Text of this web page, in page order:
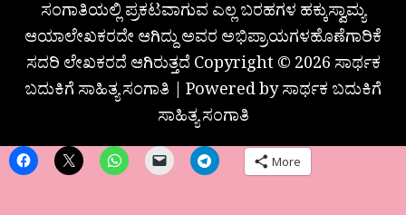
ಸಂಗಾತಿಯಲ್ಲಿ ಪ್ರಕಟವಾಗುವ ಎಲ್ಲ ಬರಹಗಳ ಹಕ್ಕುಸ್ವಾಮ್ಯ
ಆಯಾಲೇಖಕರದೇ ಆಗಿದ್ದು ಅವರ ಅಭಿಪ್ರಾಯಗಳಹೊಣೆಗಾರಿಕೆ
ಸದರಿ ಲೇಖಕರದೆ ಆಗಿರುತ್ತದೆ Copyright © 2026 ಸಾರ್ಥಕ
ಬದುಕಿಗೆ ಸಾಹಿತ್ಯ ಸಂಗಾತಿ | Powered by ಸಾರ್ಥಕ ಬದುಕಿಗೆ
ಸಾಹಿತ್ಯ ಸಂಗಾತಿ
More